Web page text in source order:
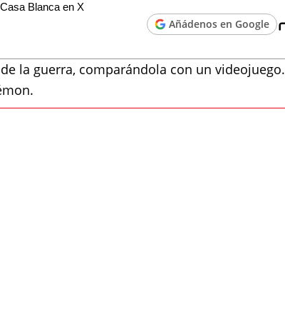
Blanca en X
Añádenos en Google
la guerra, comparándola con un videojuego.